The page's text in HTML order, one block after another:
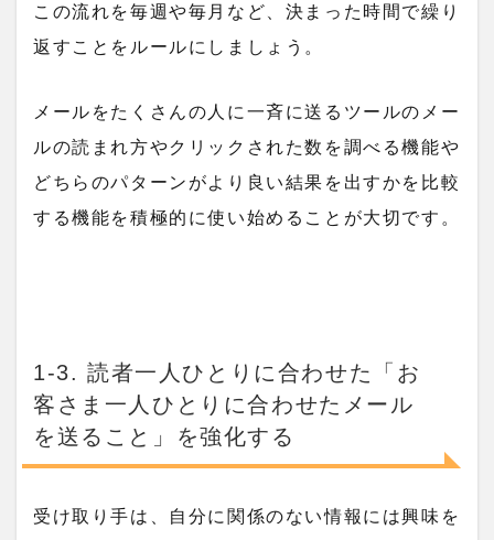
この流れを毎週や毎月など、決まった時間で繰り
返すことをルールにしましょう。
メールをたくさんの人に一斉に送るツールのメー
ルの読まれ方やクリックされた数を調べる機能や
どちらのパターンがより良い結果を出すかを比較
する機能を積極的に使い始めることが大切です。
1-3. 読者一人ひとりに合わせた「お
客さま一人ひとりに合わせたメール
を送ること」を強化する
受け取り手は、自分に関係のない情報には興味を